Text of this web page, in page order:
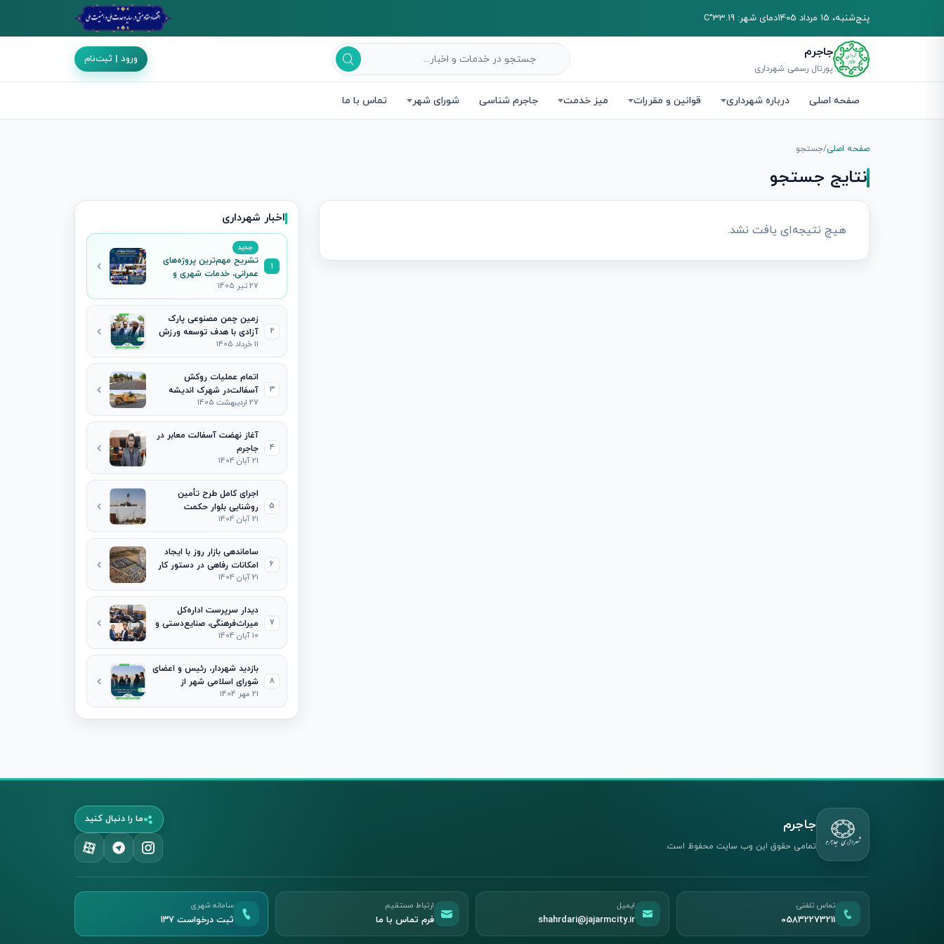
پنج‌شنبه، 15 مرداد 1405 دمای شهر: 33.19°C
جاجرم
پورتال رسمی شهرداری
ورود | ثبت‌نام
صفحه اصلی درباره شهرداری قوانین و مقررات میز خدمت جاجرم شناسی شورای شهر تماس با ما
صفحه اصلی/جستجو
نتایج جستجو
هیچ نتیجه‌ای یافت نشد.
اخبار شهرداری
1
جدید
تشریح مهم‌ترین پروژه‌های
عمرانی، خدمات شهری و
فرهنگی جاجرم در نشست
خبری شهردار
27 تیر 1405
2
زمین چمن مصنوعی پارک
آزادی با هدف توسعه ورزش
محلات افتتاح شد
11 خرداد 1405
3
اتمام عملیات روکش
آسفالت‌در شهرک اندیشه
27 اردیبهشت 1405
4
آغاز نهضت آسفالت معابر در
جاجرم
21 آبان 1404
5
اجرای کامل طرح تأمین
روشنایی بلوار حکمت
21 آبان 1404
6
ساماندهی بازار روز با ایجاد
امکانات رفاهی در دستور کار
قرار گرفت
21 آبان 1404
7
دیدار سرپرست اداره‌کل
میراث‌فرهنگی، صنایع‌دستی و
گردشگری خراسان شمالی با
شهردار و رئیس شورای
اسلامی شهر جاجرم
10 آبان 1404
8
بازدید شهردار، رئیس و اعضای
شورای اسلامی شهر از
پروژه‌های فعال در سطح شهر
21 مهر 1404
جاجرم
تمامی حقوق این وب سایت محفوظ است.
ما را دنبال کنید
تماس تلفنی
05832273211
ایمیل
shahrdari@jajarmcity.ir
ارتباط مستقیم
فرم تماس با ما
سامانه شهری
ثبت درخواست ۱۳۷